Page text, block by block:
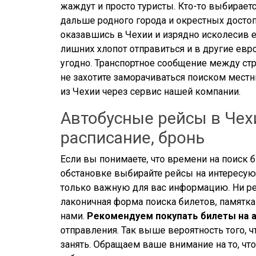
жаждут и просто туристы. Кто-то
дальше родного города и окрестных
оказавшись в Чехии и изрядно исколесив
лишних хлопот отправиться и в другие
угодно. Транспортное сообщение между
не захотите заморачиваться поиском
из Чехии через сервис нашей компании.
Автобусные рейсы в
расписание, бронь
Если вы понимаете, что времени на поиск
обстановке выбирайте рейсы на
только важную для вас информацию. Ни
лаконичная форма поиска билетов,
нами. Рекомендуем покупать билеты на
отправления. Так выше вероятность того,
занять. Обращаем ваше внимание на то,